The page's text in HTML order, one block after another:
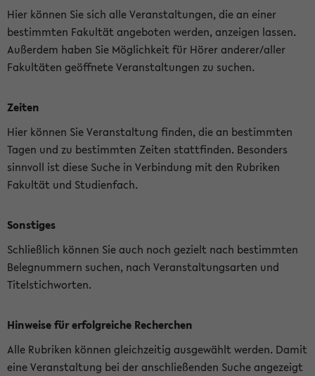
Hier können Sie sich alle Veranstaltungen, die an einer
bestimmten Fakultät angeboten werden, anzeigen lassen.
Außerdem haben Sie Möglichkeit für Hörer anderer/aller
Fakultäten geöffnete Veranstaltungen zu suchen.
Zeiten
Hier können Sie Veranstaltung finden, die an bestimmten
Tagen und zu bestimmten Zeiten stattfinden. Besonders
sinnvoll ist diese Suche in Verbindung mit den Rubriken
Fakultät und Studienfach.
Sonstiges
Schließlich können Sie auch noch gezielt nach bestimmten
Belegnummern suchen, nach Veranstaltungsarten und
Titelstichworten.
Hinweise für erfolgreiche Recherchen
Alle Rubriken können gleichzeitig ausgewählt werden. Damit
eine Veranstaltung bei der anschließenden Suche angezeigt